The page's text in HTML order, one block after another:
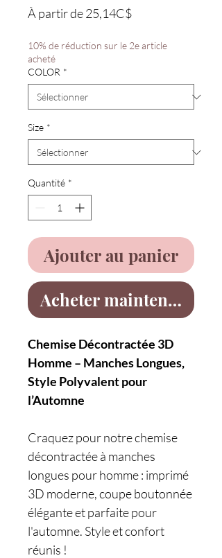
À partir de25,14C$Prix
10% de réduction sur le 2e article
acheté
COLOR *
Size *
Quantité *
Ajouter au panier
Acheter maintenant
Chemise Décontractée 3D
Homme – Manches Longues,
Style Polyvalent pour
l’Automne
Craquez pour notre chemise
décontractée à manches
longues pour homme : imprimé
3D moderne, coupe boutonnée
élégante et parfaite pour
l'automne. Style et confort
réunis !